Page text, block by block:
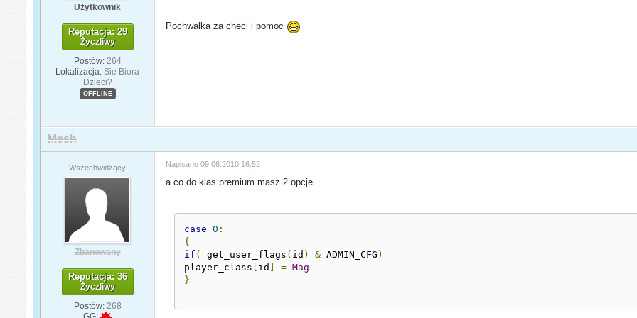
Użytkownik
Reputacja: 29
Życzliwy
Postów: 264
Lokalizacja: Sie Biora
Dzieci?
OFFLINE
Pochwalka za checi i pomoc
Mesh
Wszechwidzący
Zbanowany
Reputacja: 36
Życzliwy
Postów: 268
Napisano09.06.2010 16:52
a co do klas premium masz 2 opcje
case 0 :
{
if ( get_user_flags ( id ) & ADMIN_CFG )
player_class
id = Mag
}